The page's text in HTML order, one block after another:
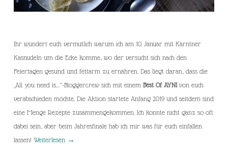
Ihr wundert euch vermutlich warum ich am 10. Januar mit Kärntner
Kasnudeln um die Ecke komme, wo der versucht sich nach den
Feiertagen gesund und fettarm zu ernähren. Das liegt daran, dass die
„All you need is…“-Bloggercrew sich mit einem Best Of AYNIvon euch
verabschieden möchte. Die Aktion startete Anfang 2019 und seitdem sind
eine Menge Rezepte zusammengekommen. Ich konnte nicht ganz so oft
dabei sein, aber beim Jahresfinale hab ich mir was für euch einfallen
lassen! Weiterlesen →